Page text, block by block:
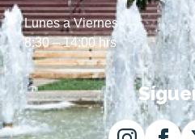
Lunes a Viernes
8:30 – 14:00 hrs